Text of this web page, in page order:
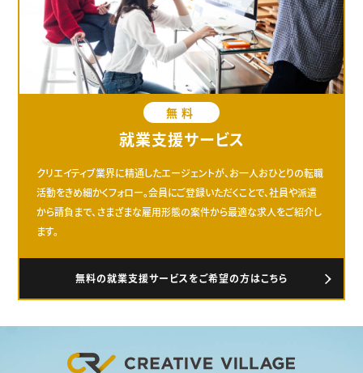
無料
就業支援サービス
クリエイティブ業界に精通したエージェントが、お一人おひとりの転職
活動をきめ細かくフォロー。会員にご登録いただくことで、社員や派遣
から請負まで、さまざまな雇用形態の案件から最適な求人をご紹介し
ます。
無料の就業支援サービスをご希望の方はこちら